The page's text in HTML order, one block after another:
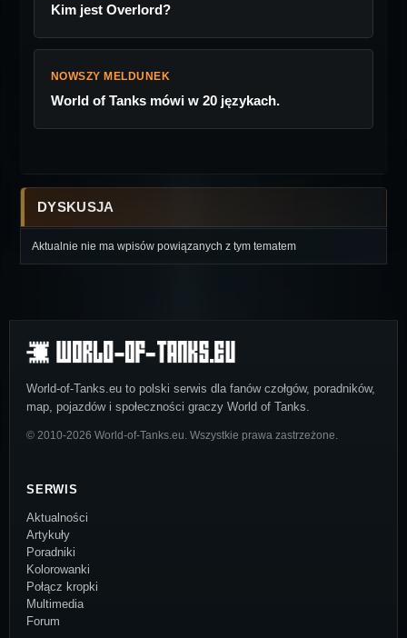
Kim jest Overlord?
NOWSZY MELDUNEK
World of Tanks mówi w 20 językach.
DYSKUSJA
Aktualnie nie ma wpisów powiązanych z tym tematem
World-of-Tanks.eu to polski serwis dla fanów czołgów, poradników,
map, pojazdów i społeczności graczy World of Tanks.
© 2010-2026 World-of-Tanks.eu. Wszystkie prawa zastrzeżone.
SERWIS
Aktualności
Artykuły
Poradniki
Kolorowanki
Połącz kropki
Multimedia
Forum